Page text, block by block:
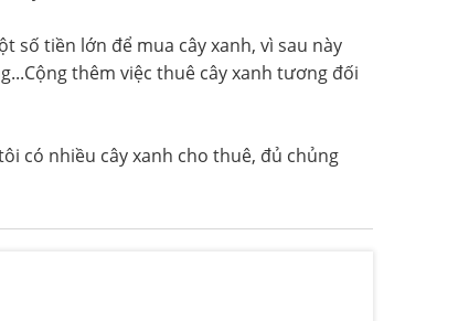
số tiền lớn để mua cây xanh, vì sau này
thêm việc thuê cây xanh tương đối
có nhiều cây xanh cho thuê, đủ chủng